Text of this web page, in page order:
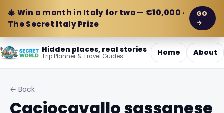
🎄 Win a month in Italy for two — €10,000 ·
The Secret Italy Prize
GO
→
Hidden places, real stories
Trip Planner & Travel Guides Home About
← Back
Caciocavallo sassanese